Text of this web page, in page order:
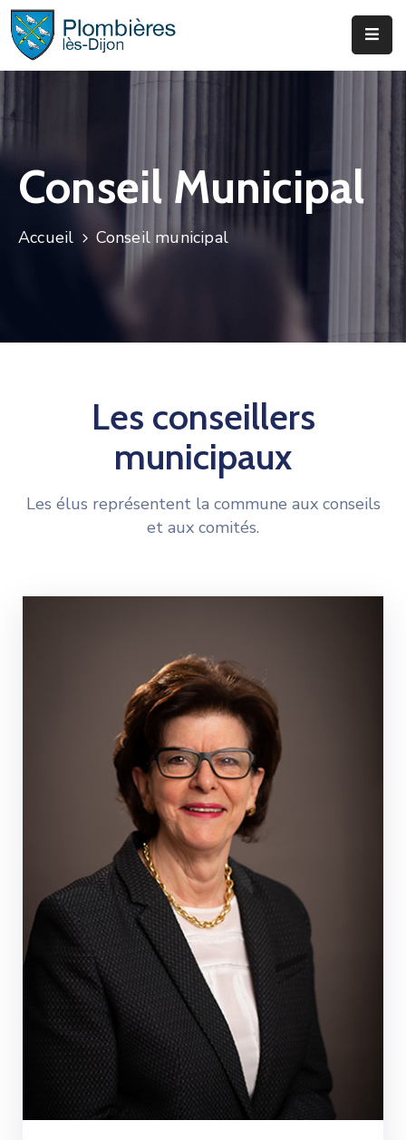
Services
Faire
Infos
Conseil Municipal
Accueil Conseil municipal
Les conseillers
municipaux
Les élus représentent la commune aux conseils
et aux comités.